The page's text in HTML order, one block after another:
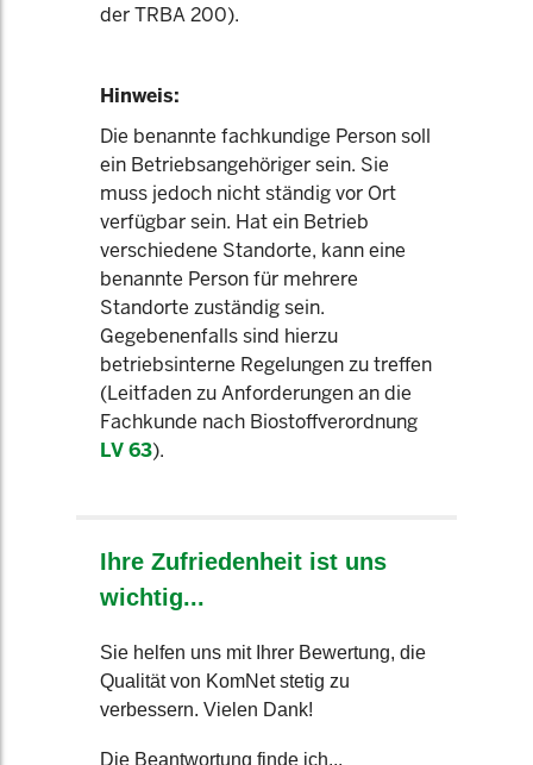
der TRBA 200).
Hinweis:
Die benannte fachkundige Person soll
ein Betriebsangehöriger sein. Sie
muss jedoch nicht ständig vor Ort
verfügbar sein. Hat ein Betrieb
verschiedene Standorte, kann eine
benannte Person für mehrere
Standorte zuständig sein.
Gegebenenfalls sind hierzu
betriebsinterne Regelungen zu treffen
(Leitfaden zu Anforderungen an die
Fachkunde nach Biostoffverordnung
LV 63).